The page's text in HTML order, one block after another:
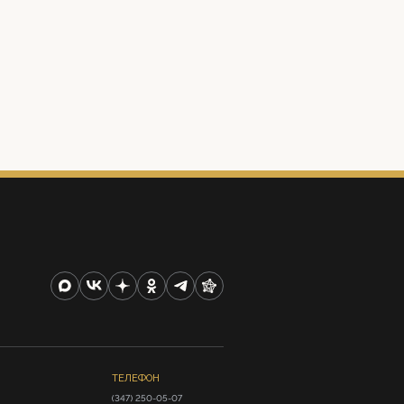
ТЕЛЕФОН
(347) 250-05-07